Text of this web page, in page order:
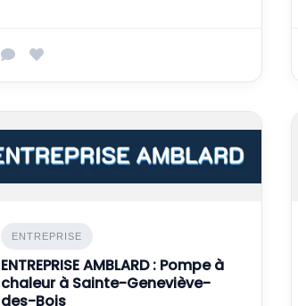
ENTREPRISE
ENTREPRISE AMBLARD : Pompe à
chaleur à Sainte-Geneviève-
des-Bois